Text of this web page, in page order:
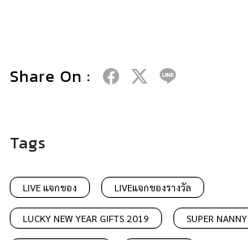
Share On :
Tags
LIVE แจกของ LIVEแจกของรางวัล
LUCKY NEW YEAR GIFTS 2019 SUPER NANNY